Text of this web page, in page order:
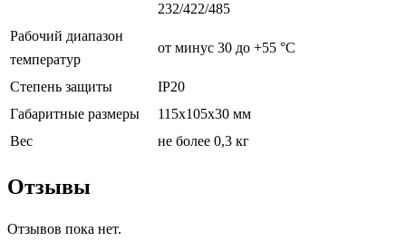
232/422/485
Рабочий диапазон
температур
от минус 30 до +55 °C
Степень защиты
IP20
Габаритные размеры
115x105x30 мм
Вес
не более 0,3 кг
Отзывы
Отзывов пока нет.